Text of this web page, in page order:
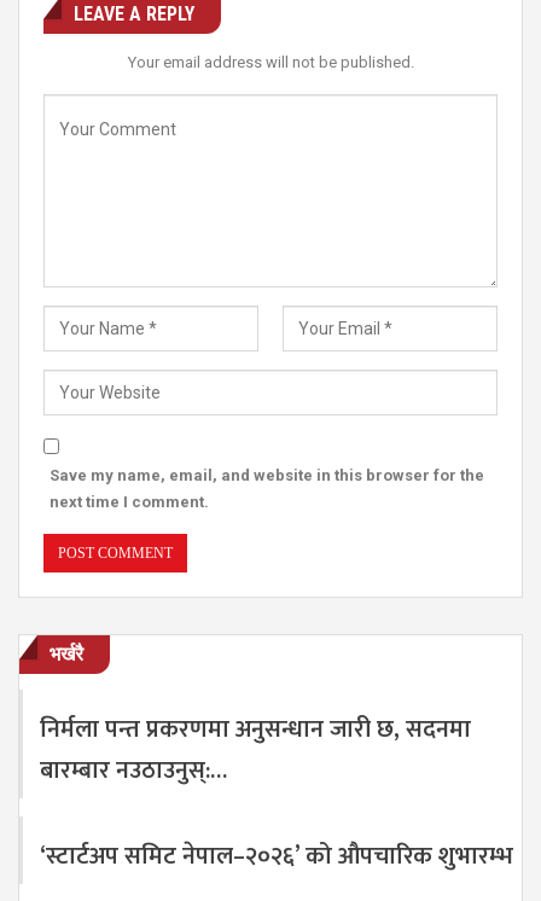
LEAVE A REPLY
Your email address will not be published.
Save my name, email, and website in this browser for the
next time I comment.
भर्खरै
निर्मला पन्त प्रकरणमा अनुसन्धान जारी छ, सदनमा
बारम्बार नउठाउनुस्:…
‘स्टार्टअप समिट नेपाल–२०२६’ को औपचारिक शुभारम्भ